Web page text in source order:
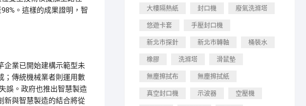
。這樣的成果證明，智
企業已開始建構示範型未
；傳統機械業者則運用數
誤。政府也推出智慧製造
新與智慧製造的結合將從
大樓隔熱紙 封口機 廢氣洗滌塔
悠遊卡套 手壓封口機
新北市探針 新北市轉軸 桶裝水
橡膠 洗滌塔 滑鼠墊
無塵擦拭布 無塵擦拭紙
真空封口機 示波器 空壓機